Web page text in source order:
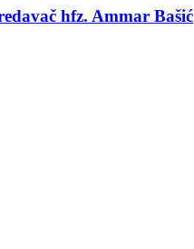
hfz. Ammar Bašić